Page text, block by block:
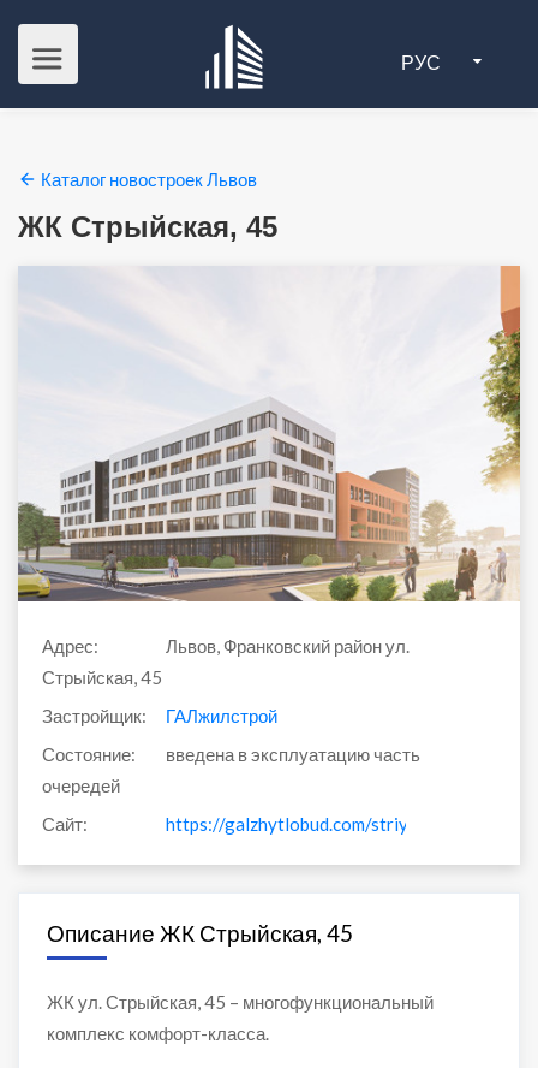
РУС
Каталог новостроек Львов
ЖК Стрыйская, 45
Адрес:
Львов, Франковский район ул.
Стрыйская, 45
Застройщик:
ГАЛжилстрой
Состояние:
введена в эксплуатацию часть
очередей
Сайт:
https://galzhytlobud.com/striyska45_2.php
Описание ЖК Стрыйская, 45
ЖК ул. Стрыйская, 45 – многофункциональный
комплекс комфорт-класса.